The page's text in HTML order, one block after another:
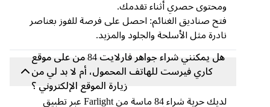
ومحتوى حصري أثناء تقدمك.
فتح صناديق الغنائم: احصل على فرصة للفوز بعناصر
نادرة مثل الأسلحة والجلود والمزيد.
هل يمكنني شراء جواهر فارلايت 84 من على موقع
كاري فيرست للهاتف المحمول، أم لا بد لي من
زيارة الموقع الإلكتروني ؟
لديك حرية شراء 84 ماسة من Farlight عبر تطبيق